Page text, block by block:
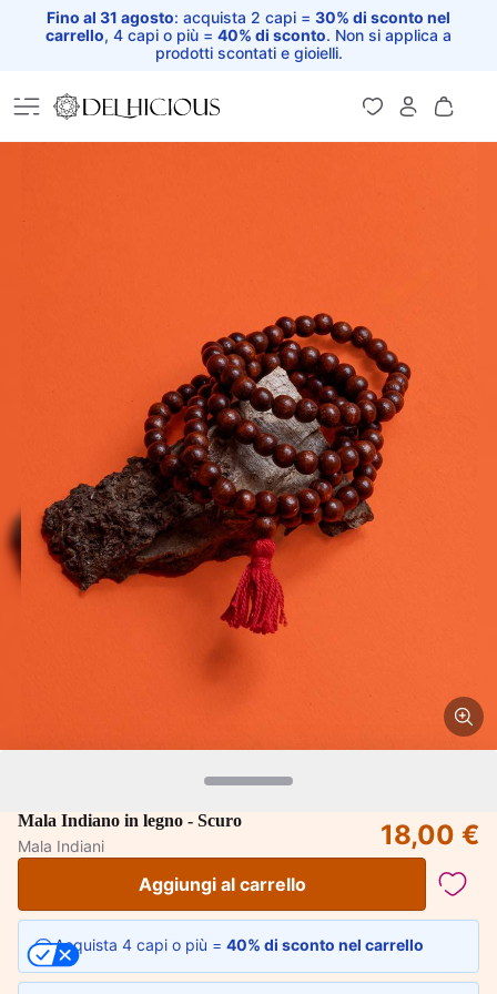
Fino al 31 agosto: acquista 2 capi = 30% di sconto nel
carrello, 4 capi o più = 40% di sconto. Non si applica a
prodotti scontati e gioielli.
Home
Mala Indiano in legno - Scuro
Mala Indiani
18,00 €
Aggiungi al carrello
Acquista 4 capi o più = 40% di sconto nel carrello